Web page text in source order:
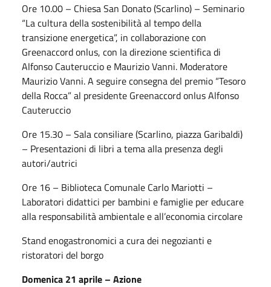
Ore 10.00 – Chiesa San Donato (Scarlino) – Seminario
“La cultura della sostenibilità al tempo della
transizione energetica”, in collaborazione con
Greenaccord onlus, con la direzione scientifica di
Alfonso Cauteruccio e Maurizio Vanni. Moderatore
Maurizio Vanni. A seguire consegna del premio “Tesoro
della Rocca” al presidente Greenaccord onlus Alfonso
Cauteruccio
Ore 15.30 – Sala consiliare (Scarlino, piazza Garibaldi)
– Presentazioni di libri a tema alla presenza degli
autori/autrici
Ore 16 – Biblioteca Comunale Carlo Mariotti –
Laboratori didattici per bambini e famiglie per educare
alla responsabilità ambientale e all’economia circolare
Stand enogastronomici a cura dei negozianti e
ristoratori del borgo
Domenica 21 aprile – Azione